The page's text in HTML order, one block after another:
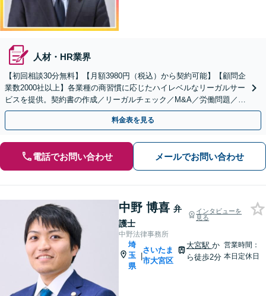
人材・HR業界
【初回相談30分無料】【月額3980円（税込）から契約可能】【顧問企
業数2000社以上】各業種の商習慣に応じたハイレベルなリーガルサー
ビスを提供。契約書の作成／リーガルチェック／M&A／労働問題／知
的財産等、お任せください【他士業連携可能】
料金表を見る
電話でお問い合わせ メールでお問い合わせ
中野 博喜 弁
護士
インタビューを
見る
中野法律事務所
埼
玉
県
|
さいたま
市大宮区
大宮駅 か
ら徒歩2分
営業時間：
本日定休日